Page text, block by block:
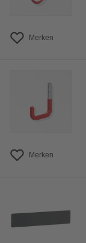
Merken
Merken